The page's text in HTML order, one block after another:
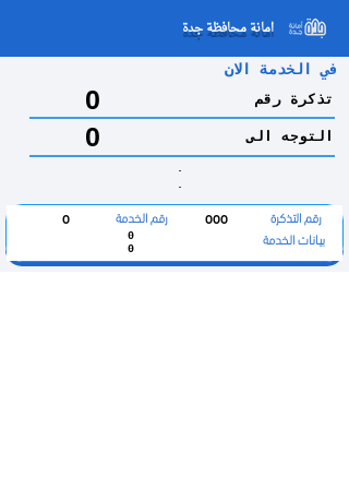
امانة محافظة جدة
في الخدمة الان
0 تذكرة رقم
0 التوجه الى
.
.
0 رقم الخدمة 000 رقم التذكرة
0
0
بيانات الخدمة